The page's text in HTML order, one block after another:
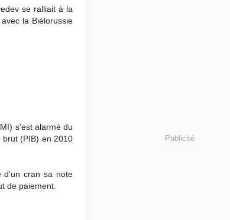
se ralliait à la
la Biélorussie
s'est alarmé du
(PIB) en 2010
d'un cran sa note
de paiement.
Publicité